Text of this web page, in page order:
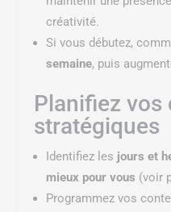
créativité.
Si vous débutez,
semaine, puis
Planifiez vos
stratégiques
Identifiez les jours et
mieux pour vous (voir
Programmez vos